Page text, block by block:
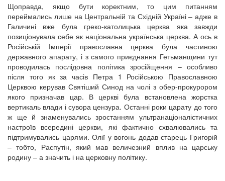
Щоправда, якщо бути коректним, то цим питанням
переймались лише на Центральній та Східній Україні – адже в
Галичині вже була греко-католицька церква яка завжди
позиціонувала себе як національна українська церква. А ось в
Російській Імперії православна церква була частиною
державного апарату, і з самого приєднання Гетьманщини тут
проводилась послідовна політика зросійщення – особливо
після того як за часів Петра 1 Російською Православною
Церквою керував Святіший Синод на чолі з обер-прокурором
якого призначав цар. В церкві була встановлена жорстка
вертикаль влади і сувора цензура. Останні роки царату до того
ж ще й знаменувались зростанням ультранаціоналістичних
настроїв всередині церкви, які фактично схвалювались та
підтримувались царями. Олії у вогонь додав старець Григорій
– тобто, Распутін, який мав величезний вплив на царську
родину – а значить і на церковну політику.